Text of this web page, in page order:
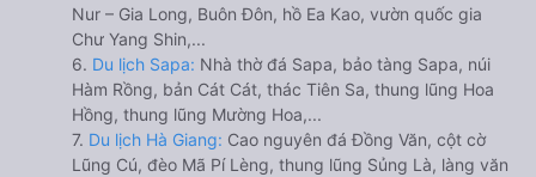
Nur – Gia Long, Buôn Đôn, hồ Ea Kao, vườn quốc gia
Chư Yang Shin,...
6. Du lịch Sapa: Nhà thờ đá Sapa, bảo tàng Sapa, núi
Hàm Rồng, bản Cát Cát, thác Tiên Sa, thung lũng Hoa
Hồng, thung lũng Mường Hoa,...
7. Du lịch Hà Giang: Cao nguyên đá Đồng Văn, cột cờ
Lũng Cú, đèo Mã Pí Lèng, thung lũng Sủng Là, làng văn